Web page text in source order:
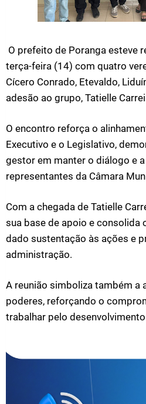
O prefeito de Poranga esteve
terça-feira (14) com quatro
Cícero Conrado, Etevaldo,
adesão ao grupo, Tatielle
O encontro reforça o
Executivo e o Legislativo,
gestor em manter o diálogo e
representantes da Câmara
Com a chegada de Tatielle
sua base de apoio e consolida
dado sustentação às ações e
administração.
A reunião simboliza também a
poderes, reforçando o
trabalhar pelo